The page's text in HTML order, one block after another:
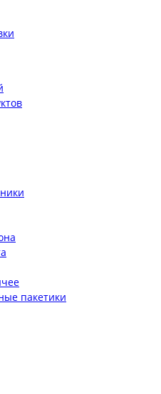
пакетики